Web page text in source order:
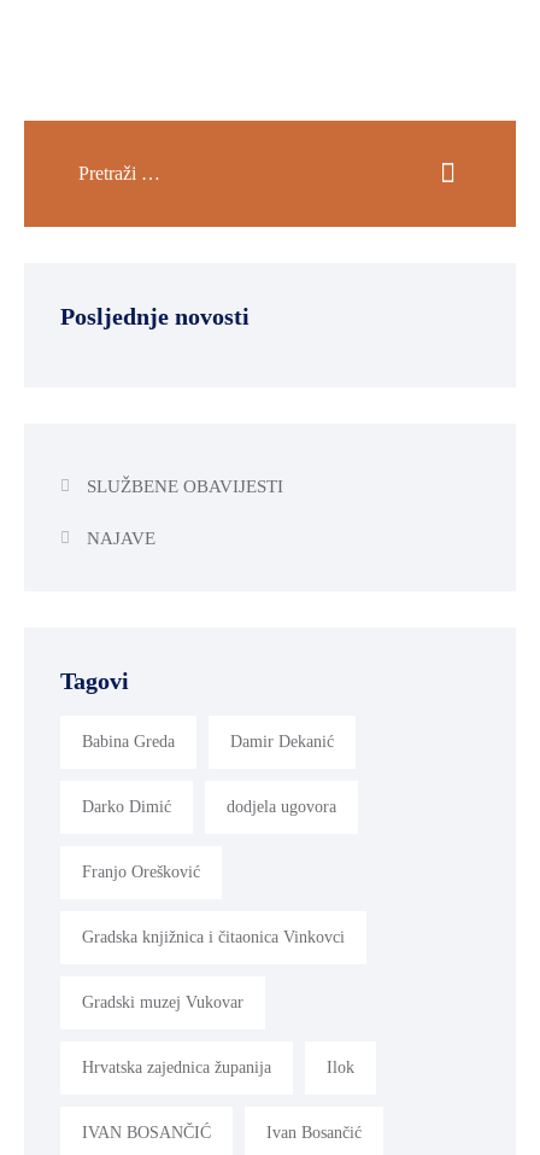
Posljednje novosti
SLUŽBENE OBAVIJESTI
NAJAVE
Tagovi
Babina Greda Damir Dekanić
Darko Dimić dodjela ugovora
Franjo Orešković
Gradska knjižnica i čitaonica Vinkovci
Gradski muzej Vukovar
Hrvatska zajednica županija Ilok
IVAN BOSANČIĆ Ivan Bosančić